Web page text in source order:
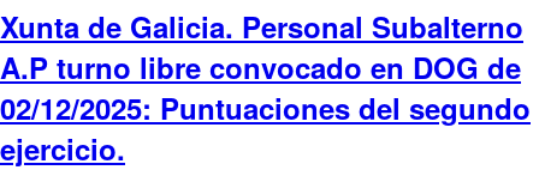
Xunta de Galicia. Personal Subalterno
A.P turno libre convocado en DOG de
02/12/2025: Puntuaciones del segundo
ejercicio.